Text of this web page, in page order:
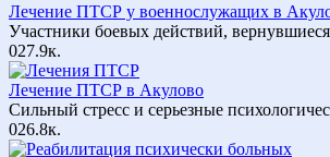
Лечение ПТСР у военнослужащих в
Участники боевых действий,
027.9к.
Лечение ПТСР в Акулово
Сильный стресс и серьезные
026.8к.